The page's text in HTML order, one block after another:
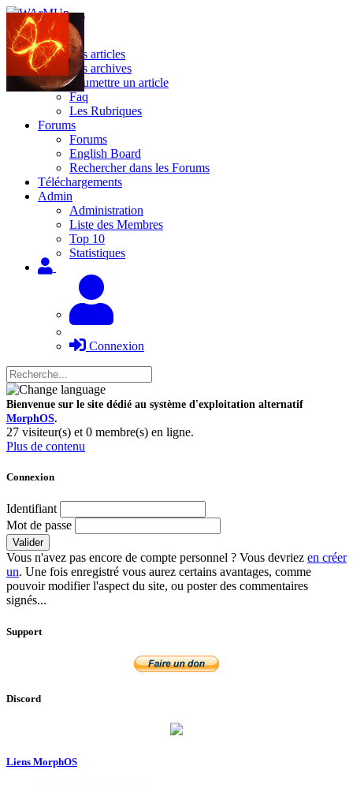
Site
Les articles
Les archives
Soumettre un article
Faq
Les Rubriques
Forums
Forums
English Board
Rechercher dans les Forums
Téléchargements
Admin
Administration
Liste des Membres
Top 10
Statistiques
Connexion
Bienvenue sur le site dédié au système d'exploitation alternatif
MorphOS.
27 visiteur(s) et 0 membre(s) en ligne.
Plus de contenu
Connexion
Identifiant
Mot de passe
Valider
Vous n'avez pas encore de compte personnel ? Vous devriez en créer
un. Une fois enregistré vous aurez certains avantages, comme
pouvoir modifier l'aspect du site, ou poster des commentaires
signés...
Support
Discord
Liens MorphOS